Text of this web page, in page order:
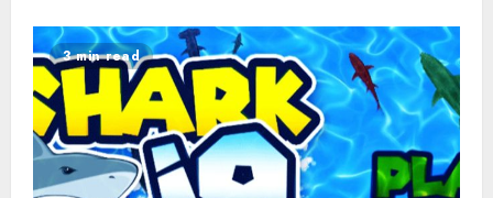
3 min read